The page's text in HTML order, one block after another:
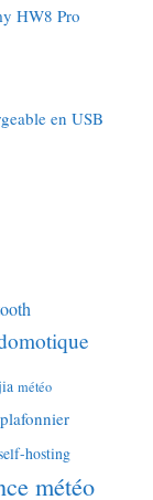
HW8 Pro
en USB
météo
plafonnier
hosting
météo